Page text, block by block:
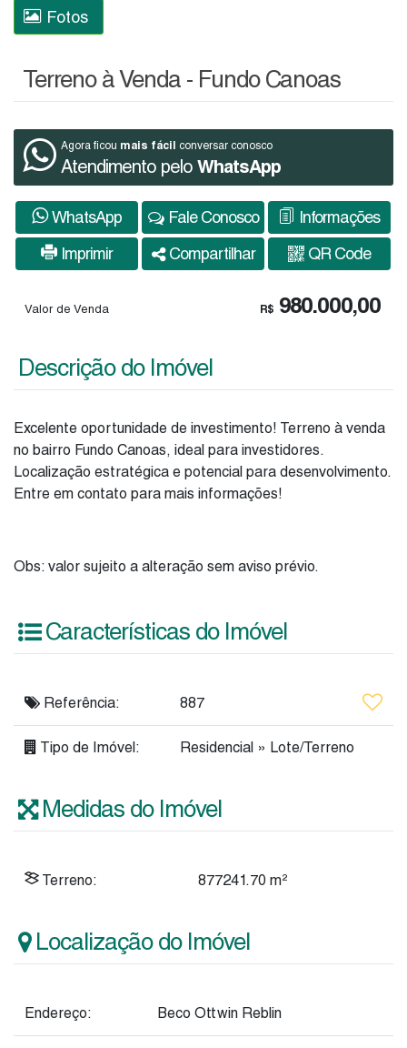
Fotos
Terreno à Venda - Fundo Canoas
Agora ficou mais fácil conversar conosco
Atendimento pelo WhatsApp
WhatsApp Fale Conosco
Informações
Imprimir
Compartilhar QR Code
R$ 980.000,00
Valor de Venda
Descrição do Imóvel
Excelente oportunidade de investimento! Terreno à venda
no bairro Fundo Canoas, ideal para investidores.
Localização estratégica e potencial para desenvolvimento.
Entre em contato para mais informações!
Obs: valor sujeito a alteração sem aviso prévio.
Características do Imóvel
Referência: 887
Tipo de Imóvel: Residencial » Lote/Terreno
Medidas do Imóvel
Terreno: 877241.70 m²
Localização do Imóvel
Endereço: Beco Ottwin Reblin